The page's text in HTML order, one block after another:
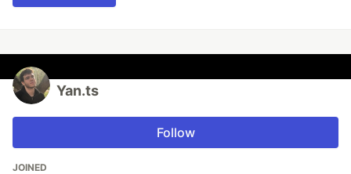
Yan.ts
Follow
JOINED